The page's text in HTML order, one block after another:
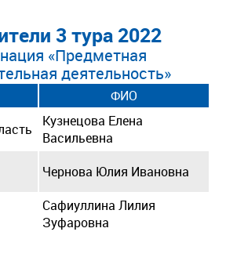
3 тура 2022
«Предметная
деятельность»
ФИО
Кузнецова Елена
Васильевна
Чернова Юлия Ивановна
Сафиуллина Лилия
Зуфаровна